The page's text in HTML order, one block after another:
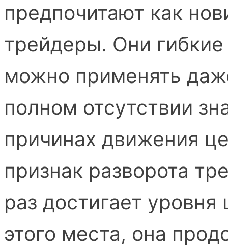
предпочитают как
трейдеры. Они
можно применять
полном отсутствии
причинах движения
признак разворота
раз достигает
этого места, она